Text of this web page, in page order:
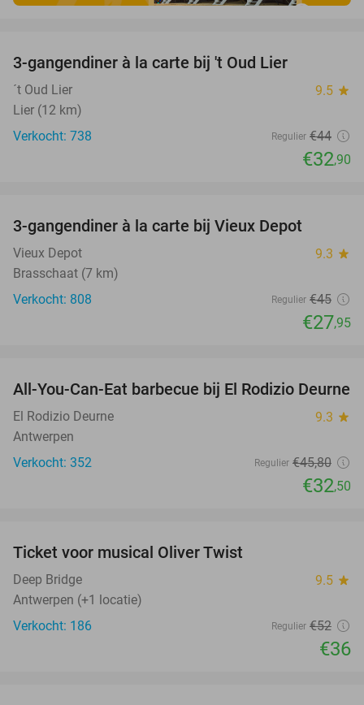
3-gangendiner à la carte bij 't Oud Lier
´t Oud Lier 9.5 star
Lier (12 km)
Verkocht: 738
Regulier €44
€32,90
3-gangendiner à la carte bij Vieux Depot
Vieux Depot 9.3 star
Brasschaat (7 km)
Verkocht: 808
Regulier €45
€27,95
29%
All-You-Can-Eat barbecue bij El Rodizio Deurne
El Rodizio Deurne 9.3 star
Antwerpen
Verkocht: 352
Regulier €45,80
€32,50
Ticket voor musical Oliver Twist
Deep Bridge 9.5 star
Antwerpen (+1 locatie)
Verkocht: 186
Regulier €52
€36